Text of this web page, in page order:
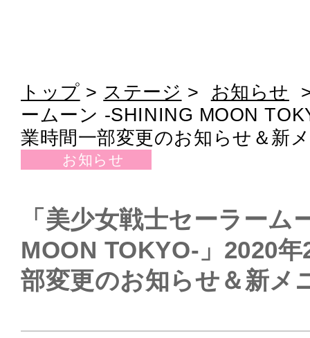
トップ > ステージ > お知らせ
ームーン -SHINING MOON
業時間一部変更のお知らせ＆新
お知らせ
「美少女戦士セーラーム
MOON TOKYO-」2020
部変更のお知らせ＆新メ